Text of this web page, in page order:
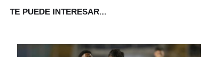
TE PUEDE INTERESAR...